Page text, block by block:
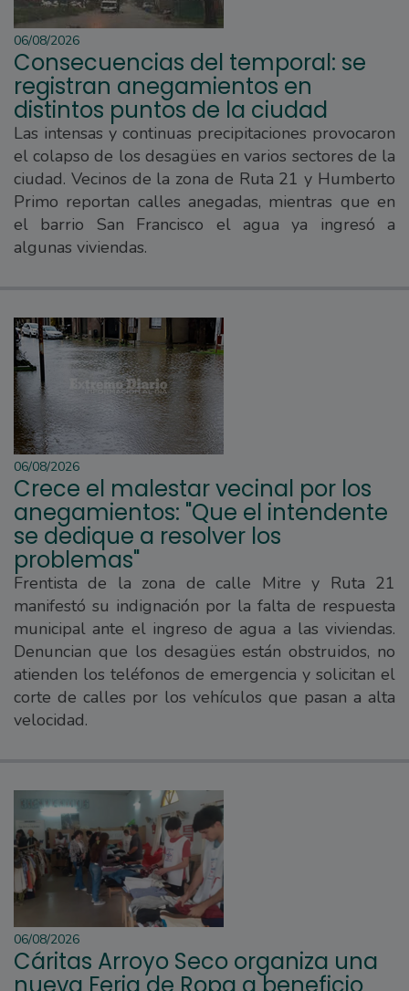
06/08/2026
Consecuencias del temporal: se
registran anegamientos en
distintos puntos de la ciudad
Las intensas y continuas precipitaciones provocaron
el colapso de los desagües en varios sectores de la
ciudad. Vecinos de la zona de Ruta 21 y Humberto
Primo reportan calles anegadas, mientras que en
el barrio San Francisco el agua ya ingresó a
algunas viviendas.
06/08/2026
Crece el malestar vecinal por los
anegamientos: "Que el intendente
se dedique a resolver los
problemas"
Frentista de la zona de calle Mitre y Ruta 21
manifestó su indignación por la falta de respuesta
municipal ante el ingreso de agua a las viviendas.
Denuncian que los desagües están obstruidos, no
atienden los teléfonos de emergencia y solicitan el
corte de calles por los vehículos que pasan a alta
velocidad.
06/08/2026
Cáritas Arroyo Seco organiza una
nueva Feria de Ropa a beneficio